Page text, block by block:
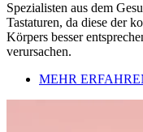
Spezialisten aus dem
Tastaturen, da diese der
Körpers besser
verursachen.
MEHR